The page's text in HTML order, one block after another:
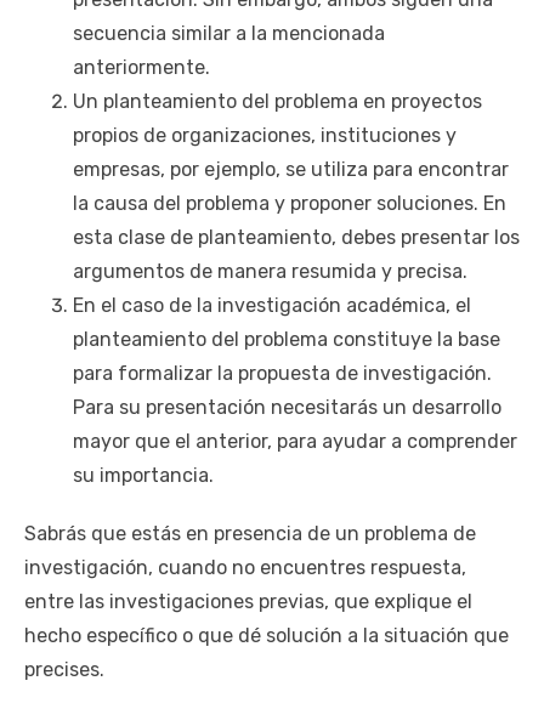
secuencia similar a la mencionada
anteriormente.
Un planteamiento del problema en proyectos
propios de organizaciones, instituciones y
empresas, por ejemplo, se utiliza para encontrar
la causa del problema y proponer soluciones. En
esta clase de planteamiento, debes presentar los
argumentos de manera resumida y precisa.
En el caso de la investigación académica, el
planteamiento del problema constituye la base
para formalizar la propuesta de investigación.
Para su presentación necesitarás un desarrollo
mayor que el anterior, para ayudar a comprender
su importancia.
Sabrás que estás en presencia de un problema de
investigación, cuando no encuentres respuesta,
entre las investigaciones previas, que explique el
hecho específico o que dé solución a la situación que
precises.